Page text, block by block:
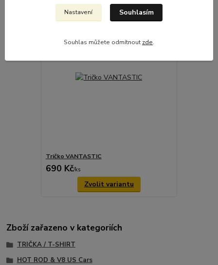
Novinka
Tričko VANTASTIC
690 Kč/ks
Zvolit variantu
Zboží zařazeno v kategoriích
TRIČKA / T-SHIRT
HOT ROD & V8 US Cars
Nastavení Souhlasím
Souhlas můžete odmítnout zde.